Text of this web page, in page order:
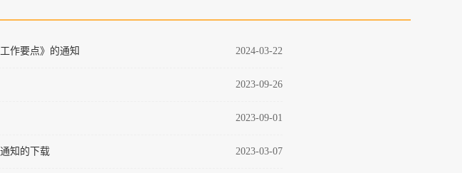
作要点》的通知 2024-03-22
2023-09-26
2023-09-01
知的下载 2023-03-07